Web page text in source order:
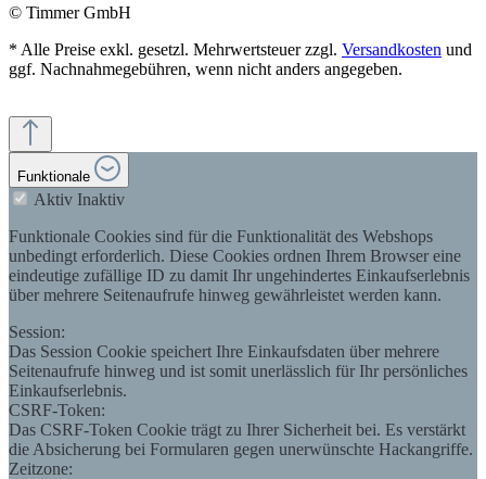
© Timmer GmbH
* Alle Preise exkl. gesetzl. Mehrwertsteuer zzgl. Versandkosten und
ggf. Nachnahmegebühren, wenn nicht anders angegeben.
Funktionale
Aktiv Inaktiv
Funktionale Cookies sind für die Funktionalität des Webshops
unbedingt erforderlich. Diese Cookies ordnen Ihrem Browser eine
eindeutige zufällige ID zu damit Ihr ungehindertes Einkaufserlebnis
über mehrere Seitenaufrufe hinweg gewährleistet werden kann.
Session:
Das Session Cookie speichert Ihre Einkaufsdaten über mehrere
Seitenaufrufe hinweg und ist somit unerlässlich für Ihr persönliches
Einkaufserlebnis.
CSRF-Token:
Das CSRF-Token Cookie trägt zu Ihrer Sicherheit bei. Es verstärkt
die Absicherung bei Formularen gegen unerwünschte Hackangriffe.
Zeitzone: